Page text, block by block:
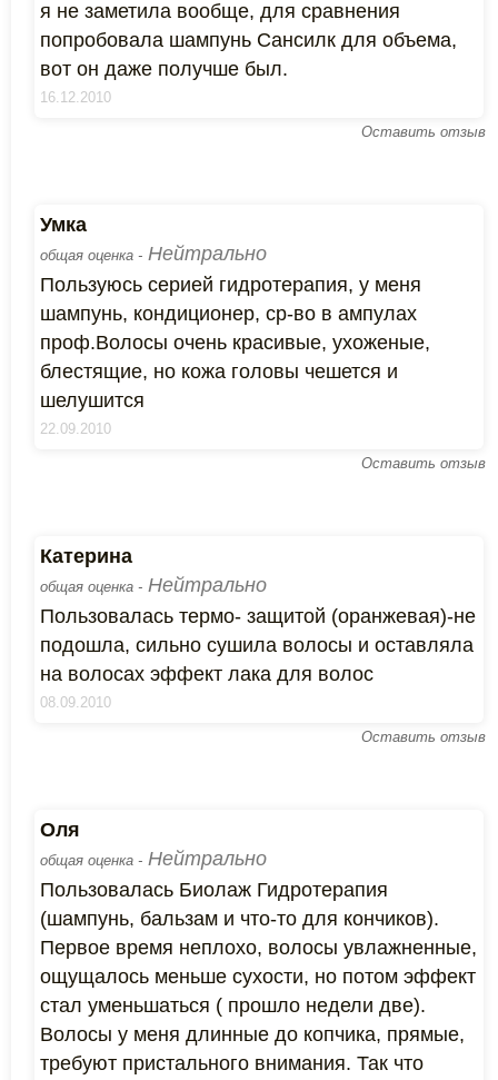
я не заметила вообще, для сравнения
попробовала шампунь Сансилк для объема,
вот он даже получше был.
16.12.2010
Оставить отзыв
Умка
общая оценка - Нейтрально
Пользуюсь серией гидротерапия, у меня
шампунь, кондиционер, ср-во в ампулах
проф.Волосы очень красивые, ухоженые,
блестящие, но кожа головы чешется и
шелушится
22.09.2010
Оставить отзыв
Катерина
общая оценка - Нейтрально
Пользовалась термо- защитой (оранжевая)-не
подошла, сильно сушила волосы и оставляла
на волосах эффект лака для волос
08.09.2010
Оставить отзыв
Оля
общая оценка - Нейтрально
Пользовалась Биолаж Гидротерапия
(шампунь, бальзам и что-то для кончиков).
Первое время неплохо, волосы увлажненные,
ощущалось меньше сухости, но потом эффект
стал уменьшаться ( прошло недели две).
Волосы у меня длинные до копчика, прямые,
требуют пристального внимания. Так что